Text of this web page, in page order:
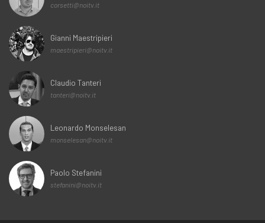
corsetti@noitv.it
Gianni Maestripieri
maestripieri@noitv.it
Claudio Tanteri
tanteri@noitv.it
Leonardo Monselesan
monselesan@noitv.it
Paolo Stefanini
stefanini@noitv.it